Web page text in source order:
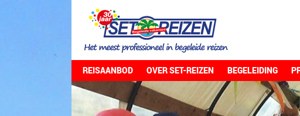
REISAANBOD OVER SET-REIZEN BEGELEIDING